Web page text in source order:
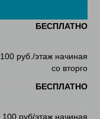
БЕСПЛАТНО
100 руб./этаж начиная
со вторго
БЕСПЛАТНО
100 руб/этаж начиная